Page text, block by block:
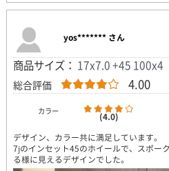
yos******* さん
商品サイズ： 17x7.0 +45 100x4
総合評価 4.00
カラー (4.0)
デザイン、カラー共に満足しています。
7jのインセット45のホイールで、スポー
る様に見えるデザインでした。